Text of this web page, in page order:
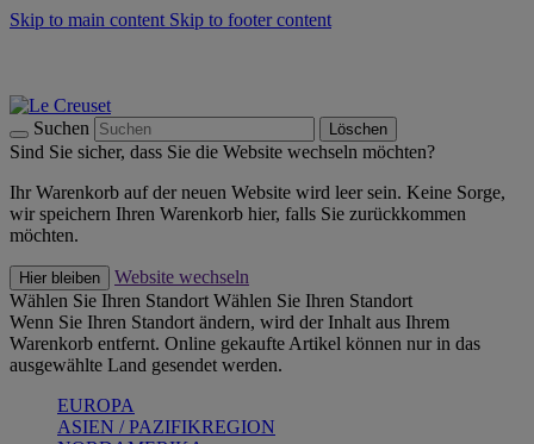
Skip to main content Skip to footer content
Suchen Löschen
Sind Sie sicher, dass Sie die Website wechseln möchten?
Ihr Warenkorb auf der neuen Website wird leer sein. Keine Sorge,
wir speichern Ihren Warenkorb hier, falls Sie zurückkommen
möchten.
Hier bleiben
Website wechseln
Wählen Sie Ihren Standort Wählen Sie Ihren Standort
Wenn Sie Ihren Standort ändern, wird der Inhalt aus Ihrem
Warenkorb entfernt. Online gekaufte Artikel können nur in das
ausgewählte Land gesendet werden.
EUROPA
ASIEN / PAZIFIKREGION